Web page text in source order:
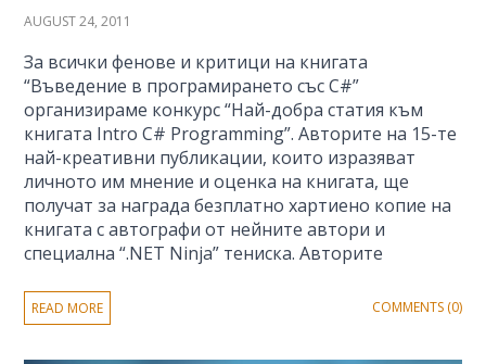
AUGUST 24, 2011
За всички фенове и критици на книгата
“Въведение в програмирането със C#”
организираме конкурс “Най-добра статия към
книгата Intro C# Programming”. Авторите на 15-те
най-креативни публикации, които изразяват
личното им мнение и оценка на книгата, ще
получат за награда безплатно хартиено копие на
книгата с автографи от нейните автори и
специална “.NET Ninja” тениска. Авторите
READ MORE COMMENTS (0)